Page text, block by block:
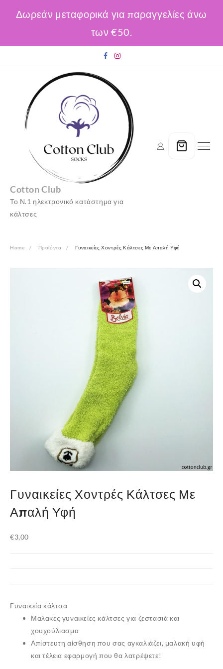
Δωρεάν μεταφορικά για παραγγελίες άνω
των €50.
Cotton Club
Το Ν.1 ηλεκτρονικό κατάστημα για
κάλτσες
Home Προϊόντα Γυναικείες Χοντρές Κάλτσες Με Απαλή Υφή
Γυναικείες Χοντρές Κάλτσες Με
Απαλή Υφή
€3,00
Γυναικεία κάλτσα
Μαλακές γυναικείες κάλτσες για ζεστασιά και
χουχούλιασμα
Απίστευτη αίσθηση που σας αγκαλιάζει, μαλακή υφή
και τέλεια εφαρμογή που θα λατρέψετε!